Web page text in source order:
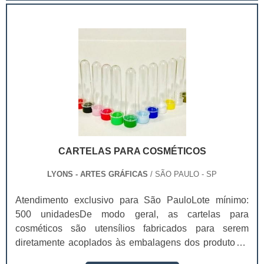
latino calendarium, o calendário recorre à divisão
dias.O conceito pode referir-se a este tipo de esquema
Calendário também se pode usar como sinônimo de
almanaque, que é o registo dos dias que compõem um
ano com informação vinculada aos dias feriados
(festivos), às festas religiosas e à astronomia. Um
calendário permite seguir uma ordem cronológica de
atividades e organizar uma agenda. Existem diversos
tipos de calendários consoante a forma como for
dividido o tempo. No mundo ocidental, o calendário
mais usado é o calendário gregoriano.
CARTELAS PARA COSMÉTICOS
LYONS - ARTES GRÁFICAS / SÃO PAULO - SP
Atendimento exclusivo para São PauloLote mínimo:
500 unidadesDe modo geral, as cartelas para
cosméticos são utensílios fabricados para serem
diretamente acoplados às embalagens dos produtos e